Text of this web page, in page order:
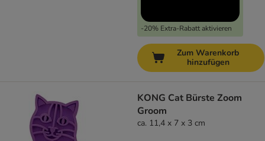
-20% Extra-Rabatt aktivieren
Zum Warenkorb
hinzufügen
KONG Cat Bürste Zoom
Groom
ca. 11,4 x 7 x 3 cm